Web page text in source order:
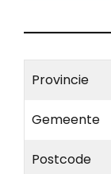
Provincie
Gemeente
Postcode